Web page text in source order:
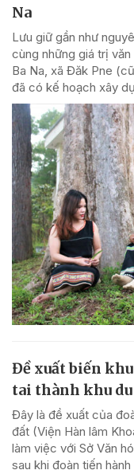
Na
Lưu giữ gần như
cùng những giá trị
Ba Na, xã Đăk Pne
đã có kế hoạch xây
Đề xuất biến
tai thành khu
Đây là đề xuất của
đất (Viện Hàn lâm
làm việc với Sở Văn
sau khi đoàn tiến